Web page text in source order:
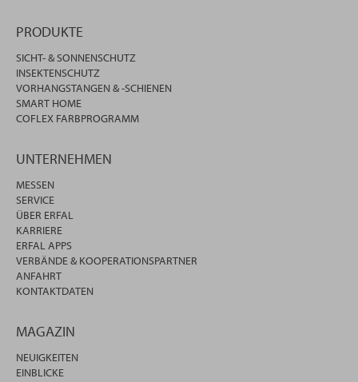
PRODUKTE
SICHT- & SONNENSCHUTZ
INSEKTENSCHUTZ
VORHANGSTANGEN & -SCHIENEN
SMART HOME
COFLEX FARBPROGRAMM
UNTERNEHMEN
MESSEN
SERVICE
ÜBER ERFAL
KARRIERE
ERFAL APPS
VERBÄNDE & KOOPERATIONSPARTNER
ANFAHRT
KONTAKTDATEN
MAGAZIN
NEUIGKEITEN
EINBLICKE